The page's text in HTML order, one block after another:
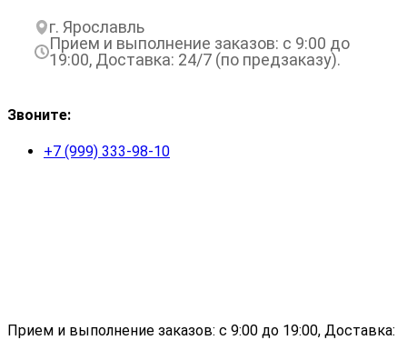
г. Ярославль
Прием и выполнение заказов: с 9:00 до
19:00, Доставка: 24/7 (по предзаказу).
Звоните:
+7 (999) 333-98-10
Прием и выполнение заказов: с 9:00 до 19:00, Доставка: